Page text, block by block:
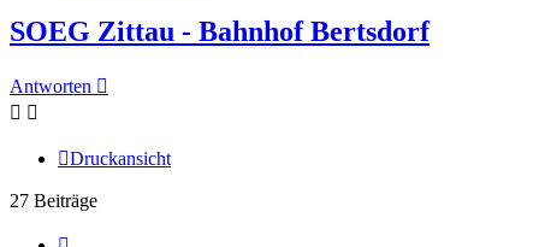
SOEG Zittau - Bahnhof Bertsdorf
Antworten
Druckansicht
27 Beiträge